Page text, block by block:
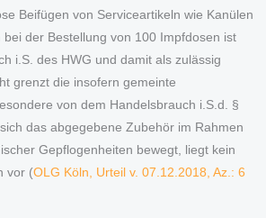
Beifügen von Serviceartikeln wie Kanülen
der Bestellung von 100 Impfdosen ist
i.S. des HWG und damit als zulässig
grenzt die insofern gemeinte
von dem Handelsbrauch i.S.d. §
das abgegebene Zubehör im Rahmen
Gepflogenheiten bewegt, liegt kein
vor (OLG Köln, Urteil v. 07.12.2018, Az.: 6